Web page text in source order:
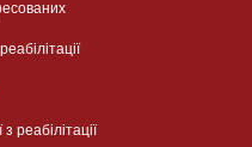
реабілітації